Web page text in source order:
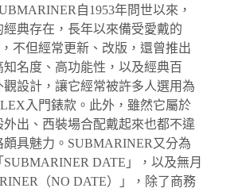
自1953年問世以來，
典存在，長年以來備受愛戴的
不但經常更新、改版，還曾推出
名度、高功能性，以及經典百
設計，讓它經常被許多人選用為
入門錶款。此外，雖然它屬於
出、西裝場合配戴起來也都不違
具魅力。SUBMARINER又分為
DATE」，以及無月
（NO DATE）」，除了商務